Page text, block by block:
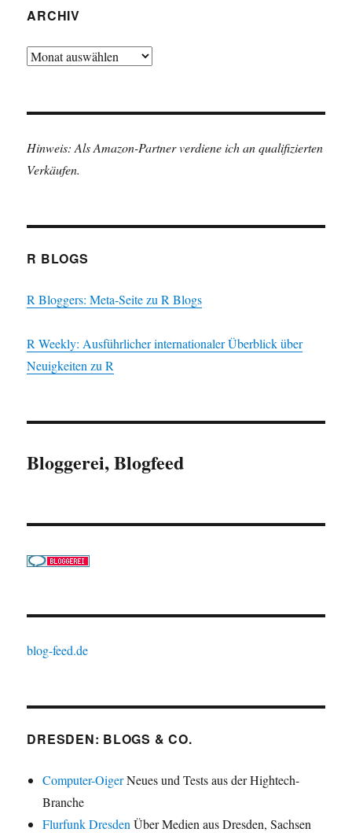
ARCHIV
Archiv
Hinweis: Als Amazon-Partner verdiene ich an qualifizierten
Verkäufen.
R BLOGS
R Bloggers: Meta-Seite zu R Blogs
R Weekly: Ausführlicher internationaler Überblick über
Neuigkeiten zu R
Bloggerei, Blogfeed
blog-feed.de
DRESDEN: BLOGS & CO.
Computer-OigerNeues und Tests aus der Hightech-
Branche
Flurfunk Dresden Über Medien aus Dresden, Sachsen